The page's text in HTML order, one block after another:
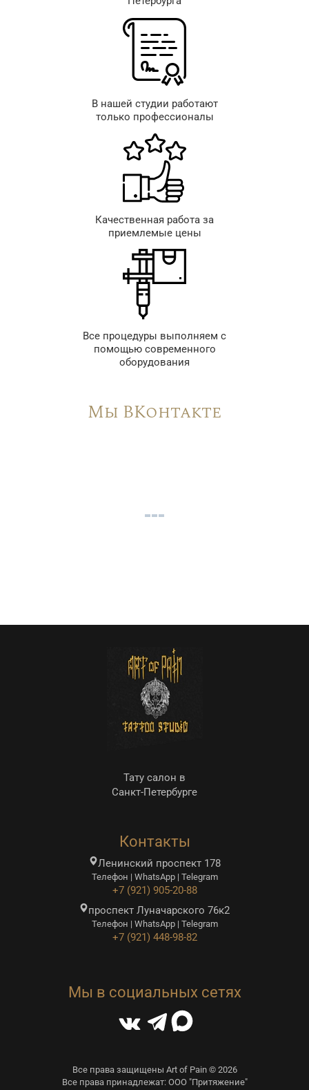
В нашей студии работают
только профессионалы
Качественная работа за
приемлемые цены
Все процедуры выполняем с
помощью современного
оборудования
Мы ВКонтакте
Тату салон в
Санкт-Петербурге
Контакты
Ленинский проспект 178
Телефон | WhatsApp | Telegram
+7 (921) 905-20-88
проспект Луначарского 76к2
Телефон | WhatsApp | Telegram
+7 (921) 448-98-82
Мы в социальных сетях
Все права защищены Art of Pain © 2026
Все права принадлежат: ООО "Притяжение"